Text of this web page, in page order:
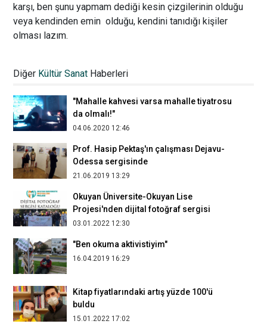
karşı, ben şunu yapmam dediği kesin çizgilerinin olduğu
veya kendinden emin olduğu, kendini tanıdığı kişiler
olması lazım.
Diğer Kültür Sanat Haberleri
"Mahalle kahvesi varsa mahalle tiyatrosu
da olmalı!"
04.06.2020 12:46
Prof. Hasip Pektaş'ın çalışması Dejavu-
Odessa sergisinde
21.06.2019 13:29
Okuyan Üniversite-Okuyan Lise
Projesi'nden dijital fotoğraf sergisi
03.01.2022 12:30
"Ben okuma aktivistiyim"
16.04.2019 16:29
Kitap fiyatlarındaki artış yüzde 100'ü
buldu
15.01.2022 17:02